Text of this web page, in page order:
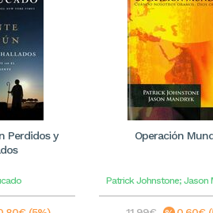
Perdidos y
Operación
Patrick Johnstone; Jason